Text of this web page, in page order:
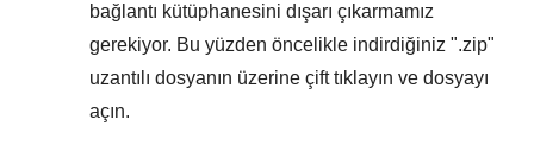
bağlantı kütüphanesini dışarı çıkarmamız
gerekiyor. Bu yüzden öncelikle indirdiğiniz ".zip"
uzantılı dosyanın üzerine çift tıklayın ve dosyayı
açın.